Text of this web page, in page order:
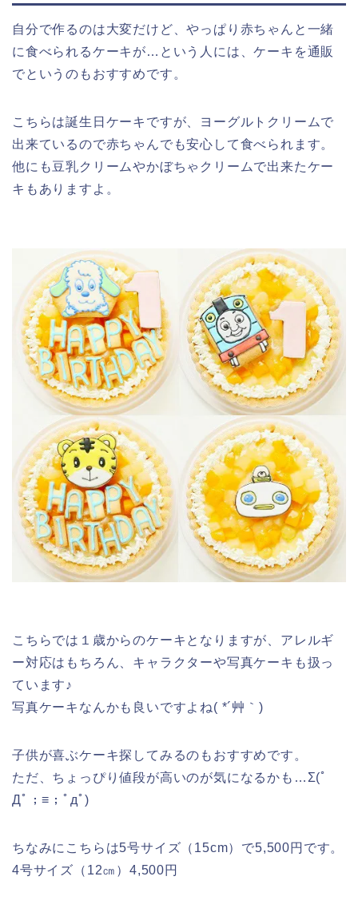
自分で作るのは大変だけど、やっぱり赤ちゃんと一緒
に食べられるケーキが…という人には、ケーキを通販
でというのもおすすめです。
こちらは誕生日ケーキですが、ヨーグルトクリームで
出来ているので赤ちゃんでも安心して食べられます。
他にも豆乳クリームやかぼちゃクリームで出来たケー
キもありますよ。
こちらでは１歳からのケーキとなりますが、アレルギ
ー対応はもちろん、キャラクターや写真ケーキも扱っ
ています♪
写真ケーキなんかも良いですよね( *´艸｀)
子供が喜ぶケーキ探してみるのもおすすめです。
ただ、ちょっぴり値段が高いのが気になるかも…Σ(ﾟ
Дﾟ；≡；ﾟдﾟ)
ちなみにこちらは5号サイズ（15cm）で5,500円です。
4号サイズ（12㎝）4,500円